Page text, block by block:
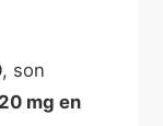
, son
20 mg en